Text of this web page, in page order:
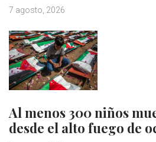
7 agosto, 2026
Al menos 300 niños
desde el alto fuego de